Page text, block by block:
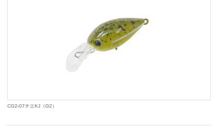
CG2-07チエKJ（G2）